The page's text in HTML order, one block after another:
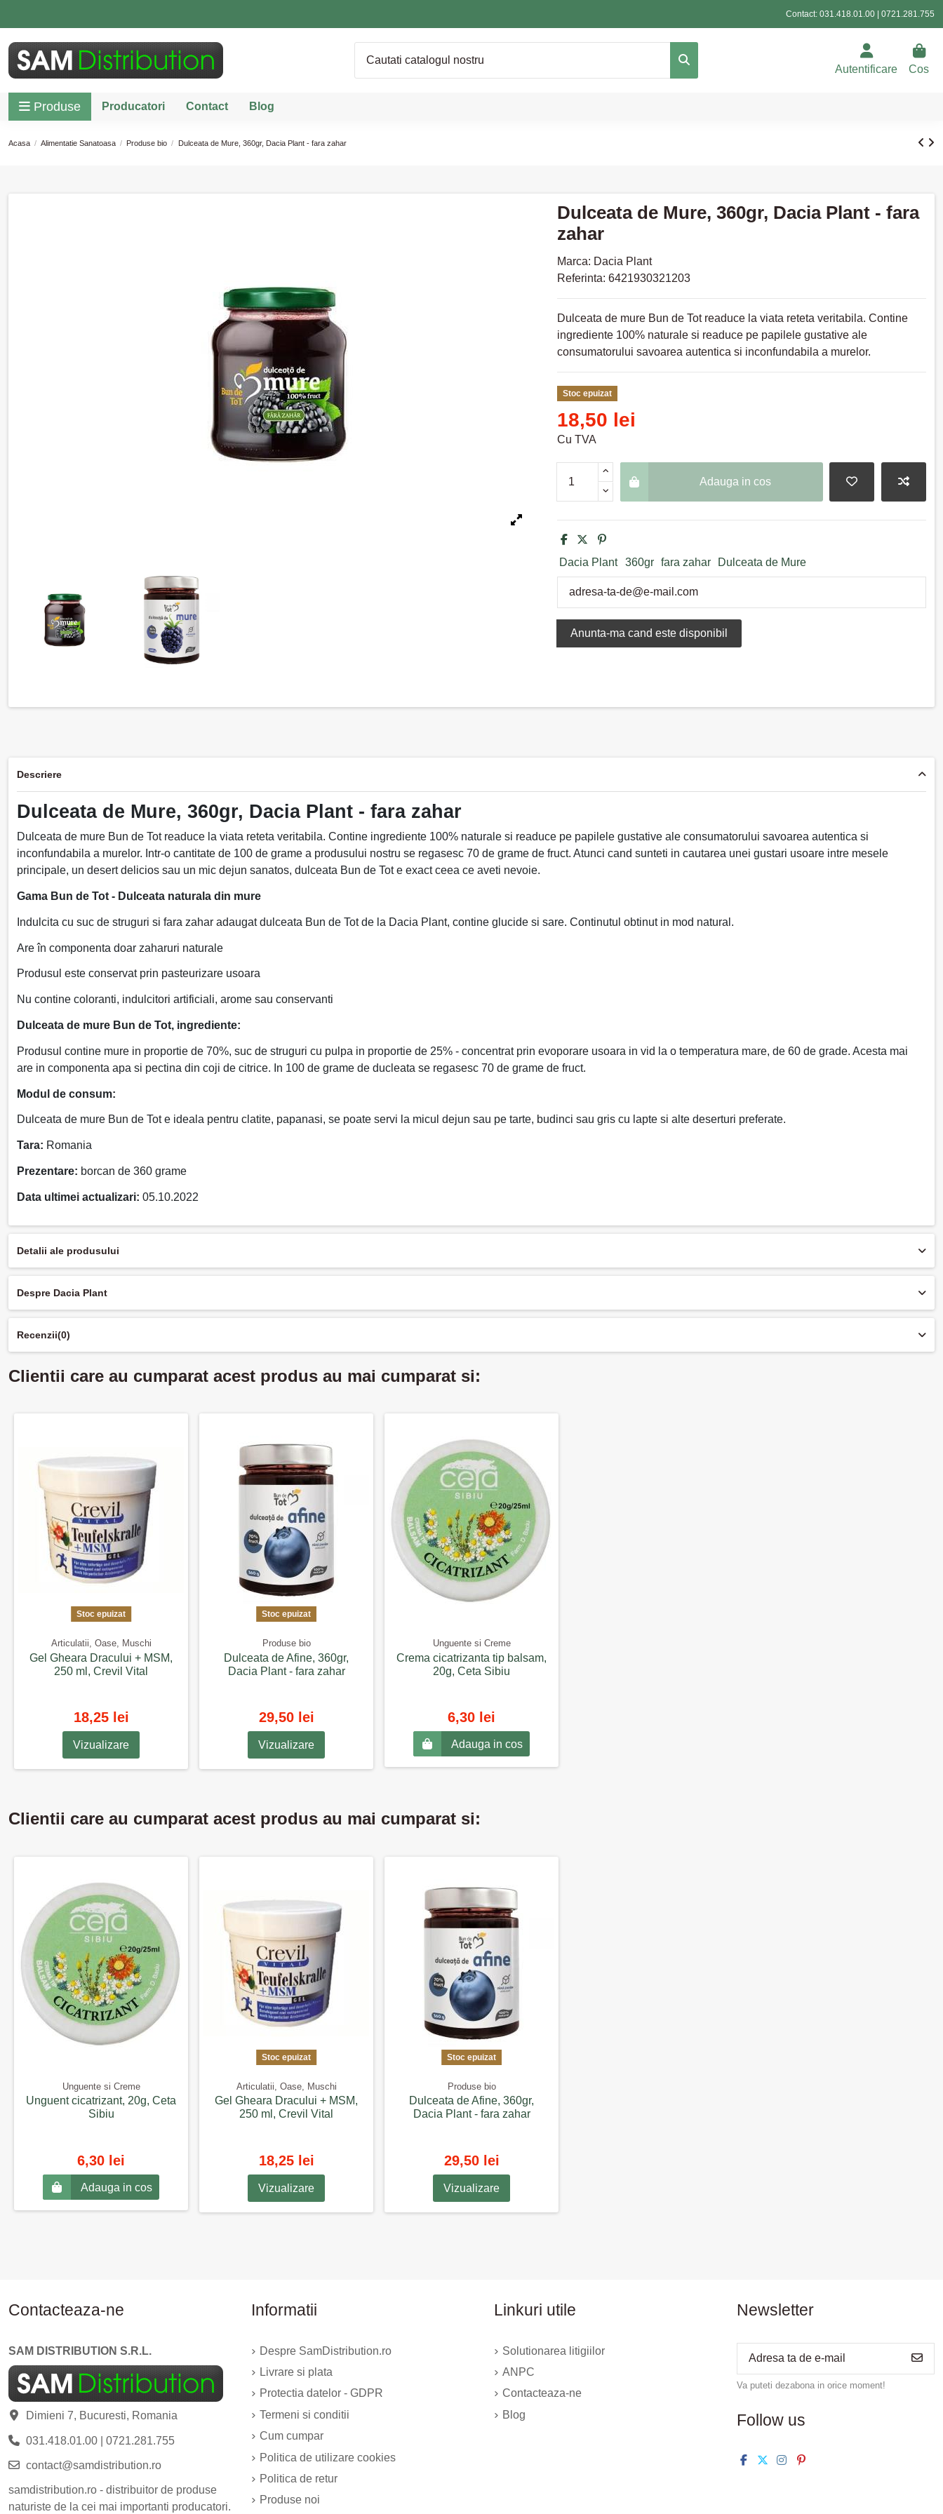
Contact: 031.418.01.00 0721.281.755
Autentificare Cos
Produse Producatori Contact Blog
Acasa Alimentatie Sanatoasa Produse bio Dulceata de Mure, 360gr, Dacia Plant - fara zahar
Dulceata de Mure, 360gr, Dacia Plant - fara
zahar
Marca: Dacia Plant
Referinta: 6421930321203
Dulceata de mure Bun de Tot readuce la viata reteta veritabila. Contine
ingrediente 100% naturale si readuce pe papilele gustative ale
consumatorului savoarea autentica si inconfundabila a murelor.
Stoc epuizat
18,50 lei
Cu TVA
Adauga in cos
Dacia Plant 360gr fara zahar Dulceata de Mure
Descriere
Dulceata de Mure, 360gr, Dacia Plant - fara zahar
Dulceata de mure Bun de Tot readuce la viata reteta veritabila. Contine ingrediente 100% naturale si readuce pe papilele gustative ale consumatorului savoarea autentica si
inconfundabila a murelor. Intr-o cantitate de 100 de grame a produsului nostru se regasesc 70 de grame de fruct. Atunci cand sunteti in cautarea unei gustari usoare intre mesele
principale, un desert delicios sau un mic dejun sanatos, dulceata Bun de Tot e exact ceea ce aveti nevoie.
Gama Bun de Tot - Dulceata naturala din mure
Indulcita cu suc de struguri si fara zahar adaugat dulceata Bun de Tot de la Dacia Plant, contine glucide si sare. Continutul obtinut in mod natural.
Are în componenta doar zaharuri naturale
Produsul este conservat prin pasteurizare usoara
Nu contine coloranti, indulcitori artificiali, arome sau conservanti
Dulceata de mure Bun de Tot, ingrediente:
Produsul contine mure in proportie de 70%, suc de struguri cu pulpa in proportie de 25% - concentrat prin evoporare usoara in vid la o temperatura mare, de 60 de grade. Acesta mai
are in componenta apa si pectina din coji de citrice. In 100 de grame de ducleata se regasesc 70 de grame de fruct.
Modul de consum:
Dulceata de mure Bun de Tot e ideala pentru clatite, papanasi, se poate servi la micul dejun sau pe tarte, budinci sau gris cu lapte si alte deserturi preferate.
Tara: Romania
Prezentare: borcan de 360 grame
Data ultimei actualizari: 05.10.2022
Detalii ale produsului
Despre Dacia Plant
Recenzii(0)
Clientii care au cumparat acest produs au mai cumparat si:
Stoc epuizat
Articulatii, Oase, Muschi
Gel Gheara Dracului + MSM,
250 ml, Crevil Vital
18,25 lei
Vizualizare
Stoc epuizat
Produse bio
Dulceata de Afine, 360gr,
Dacia Plant - fara zahar
29,50 lei
Vizualizare
Unguente si Creme
Crema cicatrizanta tip balsam,
20g, Ceta Sibiu
6,30 lei
Adauga in cos
Clientii care au cumparat acest produs au mai cumparat si:
Unguente si Creme
Unguent cicatrizant, 20g, Ceta
Sibiu
6,30 lei
Adauga in cos
Stoc epuizat
Articulatii, Oase, Muschi
Gel Gheara Dracului + MSM,
250 ml, Crevil Vital
18,25 lei
Vizualizare
Stoc epuizat
Produse bio
Dulceata de Afine, 360gr,
Dacia Plant - fara zahar
29,50 lei
Vizualizare
Contacteaza-ne
SAM DISTRIBUTION S.R.L.
Dimieni 7, Bucuresti, Romania
031.418.01.00| 0721.281.755
contact@samdistribution.ro
samdistribution.ro - distribuitor de produse
naturiste de la cei mai importanti producatori.
Informatii
Despre SamDistribution.ro
Livrare si plata
Protectia datelor - GDPR
Termeni si conditii
Cum cumpar
Politica de utilizare cookies
Politica de retur
Produse noi
Linkuri utile
Solutionarea litigiilor
ANPC
Contacteaza-ne
Blog
Newsletter
Va puteti dezabona in orice moment!
Follow us